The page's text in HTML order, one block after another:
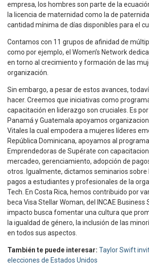
empresa, los hombres son parte de la
la licencia de maternidad como la de
cantidad mínima de días disponibles para el
Contamos con 11 grupos de afinidad de
como por ejemplo, el Women’s Network
en torno al crecimiento y formación de las
organización.
Sin embargo, a pesar de estos avances,
hacer. Creemos que iniciativas como
capacitación en liderazgo son cruciales. Es
Panamá y Guatemala apoyamos
Vitales la cual empodera a mujeres líderes
República Dominicana, apoyamos al
Emprendedoras de Supérate con
mercadeo, gerenciamiento, adopción de
otros. Igualmente, dictamos seminarios sobre
pagos a estudiantes y profesionales de la
Tech. En Costa Rica, hemos contribuido por
beca Visa Stellar Woman, del INCAE Business
impacto busca fomentar una cultura que
la igualdad de género, la inclusión de las
en todos sus aspectos.
También te puede interesar: Taylor Swift
elecciones de Estados Unidos